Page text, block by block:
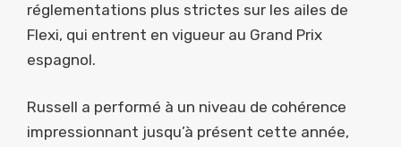
réglementations plus strictes sur les ailes de
Flexi, qui entrent en vigueur au Grand Prix
espagnol.
Russell a performé à un niveau de cohérence
impressionnant jusqu’à présent cette année,